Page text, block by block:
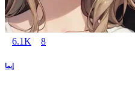
6.1K 8
إيما